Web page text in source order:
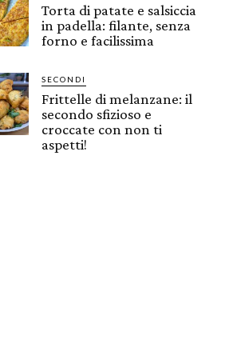
Torta di patate e salsiccia
in padella: filante, senza
forno e facilissima
SECONDI
Frittelle di melanzane: il
secondo sfizioso e
croccate con non ti
aspetti!